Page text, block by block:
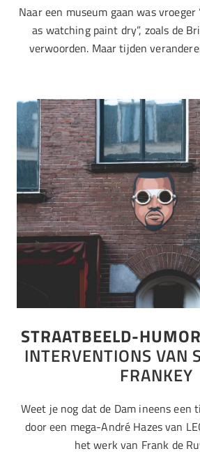
Naar een museum gaan was
as watching paint dry”, zoals de
verwoorden. Maar tijden
STRAATBEELD-
INTERVENTIONS VAN
FRANKEY
Weet je nog dat de Dam ineens een
door een mega-André Hazes van
het werk van Frank de